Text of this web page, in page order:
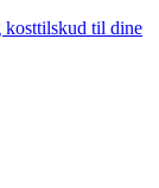
kosttilskud til dine